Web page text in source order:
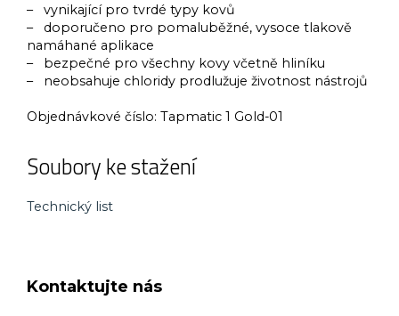
– vynikající pro tvrdé typy kovů
– doporučeno pro pomaluběžné, vysoce tlakově
namáhané aplikace
– bezpečné pro všechny kovy včetně hliníku
– neobsahuje chloridy prodlužuje životnost nástrojů
Objednávkové číslo: Tapmatic 1 Gold-01
Soubory ke stažení
Technický list
Kontaktujte nás